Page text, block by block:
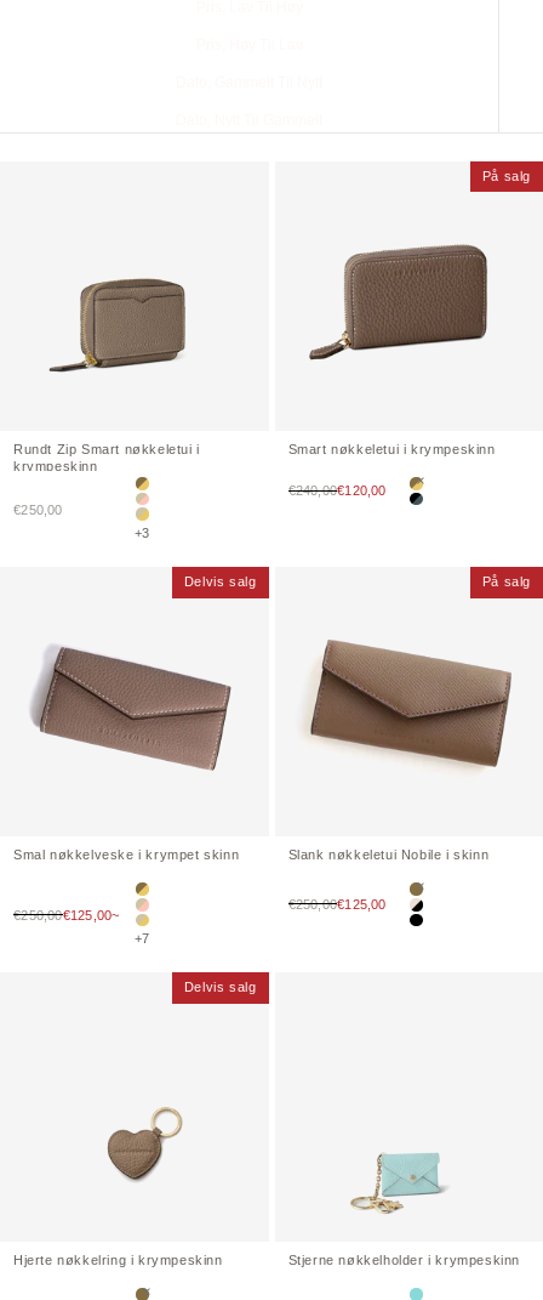
Rundt Zip Smart nøkkeletui i
krympeskinn
Salgspris
€250,00
Etoupe × Gul
Greige × Babyrosa
Greige × Gul
+3
På salg
Smart nøkkeletui i krympeskinn
€240,00Salgspris
€120,00
Etoupe × Gul
Svart × Grønn
Delvis salg
Smal nøkkelveske i krympet skinn
€250,00Salgspris
€125,00~
Etoupe × Gul
Greige × Babyrosa
Greige × Gul
+7
På salg
Slank nøkkeletui Nobile i skinn
€250,00Salgspris
€125,00
Etoupe
Hvit × Svart
Svart
Delvis salg
Hjerte nøkkelring i krympeskinn Stjerne nøkkelholder i krympeskinn